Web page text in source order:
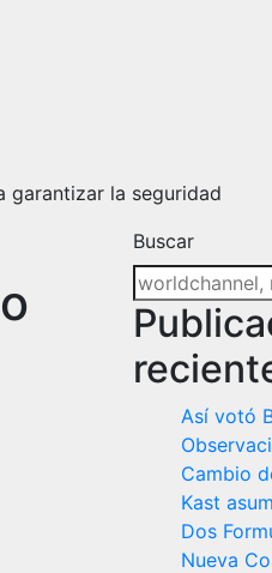
garantizar la seguridad
Buscar
Así votó
Cambio
Kast
Dos
Nueva